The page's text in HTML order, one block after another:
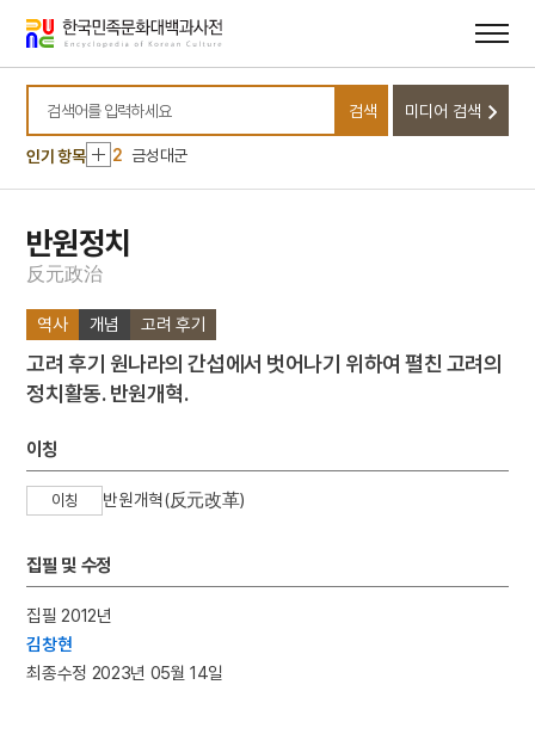
바로가기
바로가기
검색어를 입력하세요
검색 미디어 검색
인기 항목
10 신윤복
1 운요호사건
2 금성대군
3 일제강점기
4
7
무구정광대다라니경
8 벽류정
9 세종
1 운요호사건
2 금성대군
4 세조
반원정치
反元政治
역사 개념 고려 후기
고려 후기 원나라의 간섭에서 벗어나기 위하여 펼친 고려의
정치활동. 반원개혁.
이칭
이칭 반원개혁(反元改革)
집필 및 수정
집필 2012년
김창현
최종수정 2023년 05월 14일